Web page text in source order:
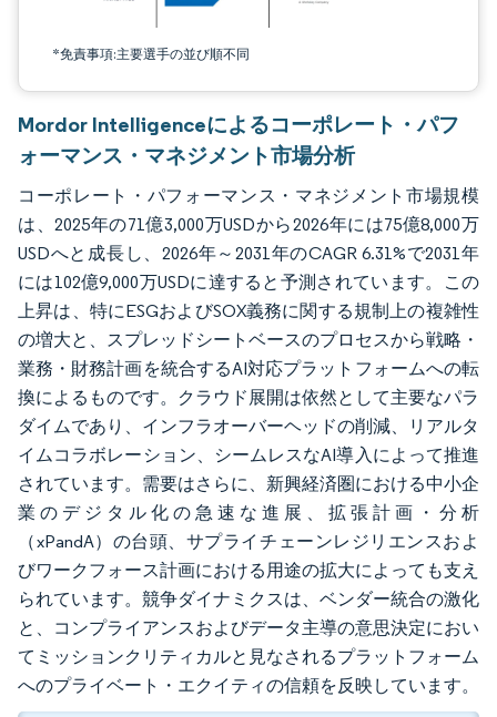
*免責事項:主要選手の並び順不同
Mordor Intelligenceによるコーポレート・パフ
ォーマンス・マネジメント市場分析
コーポレート・パフォーマンス・マネジメント市場規模
は、2025年の71億3,000万USDから2026年には75億8,000万
USDへと成長し、2026年～2031年のCAGR 6.31%で2031年
には102億9,000万USDに達すると予測されています。この
上昇は、特にESGおよびSOX義務に関する規制上の複雑性
の増大と、スプレッドシートベースのプロセスから戦略・
業務・財務計画を統合するAI対応プラットフォームへの転
換によるものです。クラウド展開は依然として主要なパラ
ダイムであり、インフラオーバーヘッドの削減、リアルタ
イムコラボレーション、シームレスなAI導入によって推進
されています。需要はさらに、新興経済圏における中小企
業のデジタル化の急速な進展、拡張計画・分析
（xPandA）の台頭、サプライチェーンレジリエンスおよ
びワークフォース計画における用途の拡大によっても支え
られています。競争ダイナミクスは、ベンダー統合の激化
と、コンプライアンスおよびデータ主導の意思決定におい
てミッションクリティカルと見なされるプラットフォーム
へのプライベート・エクイティの信頼を反映しています。